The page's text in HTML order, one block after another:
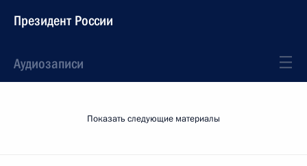
Президент России
Аудиозаписи
Показать следующие материалы